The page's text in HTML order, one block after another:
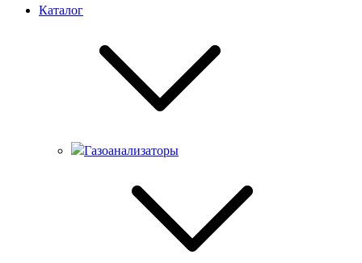
Каталог
Газоанализаторы